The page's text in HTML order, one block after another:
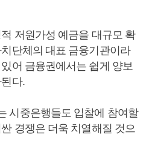
저원가성 예금을 대규모 확
단체의 대표 금융기관이라
어 금융권에서는 쉽게 양보
다.
시중은행들도 입찰에 참여할
경쟁은 더욱 치열해질 것으